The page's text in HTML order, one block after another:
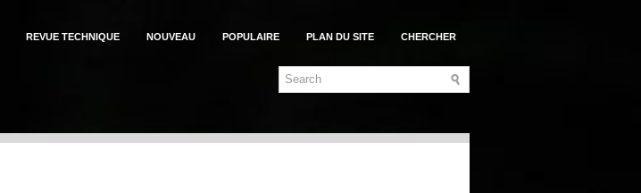
REVUE TECHNIQUE NOUVEAU POPULAIRE PLAN DU SITE CHERCHER